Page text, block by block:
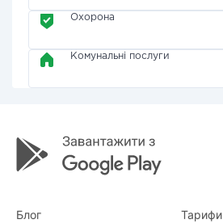
Охорона
Комунальні послуги
Блог Тарифи